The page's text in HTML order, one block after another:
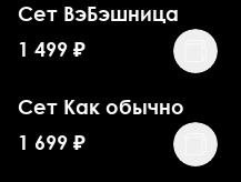
Сет ВэБэшница
1 499 ₽
Сет Как обычно
1 699 ₽